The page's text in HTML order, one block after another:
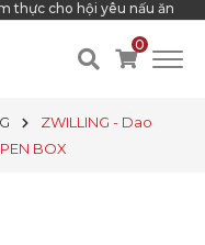
thực cho hội yêu nấu ăn
0
ZWILLING - Dao
BOX